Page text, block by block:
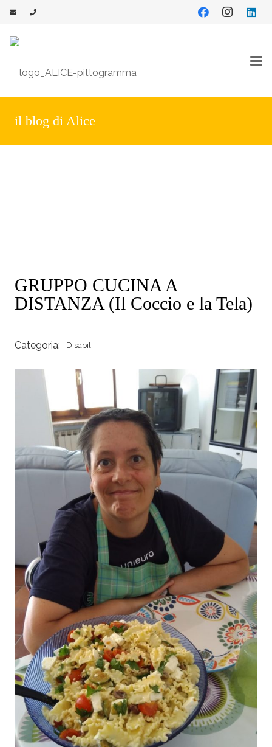
il blog di Alice
GRUPPO CUCINA A
DISTANZA (Il Coccio e la Tela)
Categoria: Disabili